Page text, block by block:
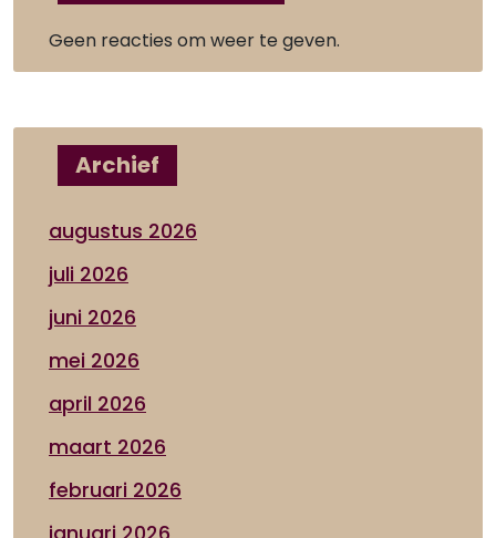
Geen reacties om weer te geven.
Archief
augustus 2026
juli 2026
juni 2026
mei 2026
april 2026
maart 2026
februari 2026